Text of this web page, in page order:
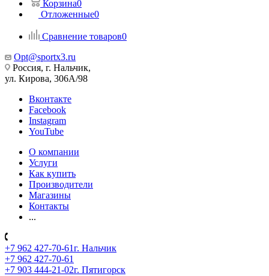
Корзина0
Отложенные0
Сравнение товаров0
Opt@sportx3.ru
Россия, г. Нальчик,
ул. Кирова, 306А/98
Вконтакте
Facebook
Instagram
YouTube
О компании
Услуги
Как купить
Производители
Магазины
Контакты
...
+7 962 427-70-61г. Нальчик
+7 962 427-70-61
+7 903 444-21-02г. Пятигорск